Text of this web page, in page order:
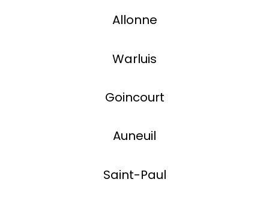
Allonne
Warluis
Goincourt
Auneuil
Saint-Paul